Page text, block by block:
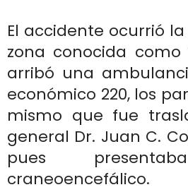
El accidente ocurrió
zona conocida como
arribó una
económico 220, los
mismo que fue
general Dr. Juan C.
pues
craneoencefálico.